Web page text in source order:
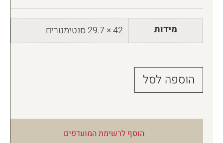
מידות 42 × 29.7 סנטימטרים
הוספה לסל
הוסף לרשימת המועדפים